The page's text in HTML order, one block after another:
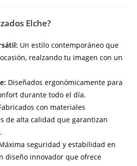
Elche?
Un estilo contemporáneo que
realzando tu imagen con un
Diseñados ergonómicamente para
durante todo el día.
con materiales
de alta calidad que garantizan
seguridad y estabilidad en
diseño innovador que ofrece